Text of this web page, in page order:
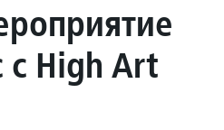
High Art